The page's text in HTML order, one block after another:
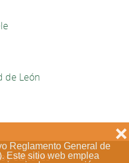
Reglamento General de
Este sitio web emplea
❌
editores